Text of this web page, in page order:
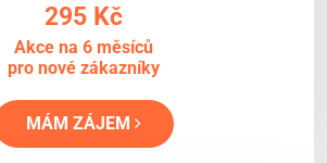
295 Kč
Akce na 6 měsíců
pro nové zákazníky
MÁM ZÁJEM